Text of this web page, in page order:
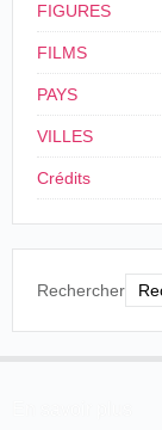
FIGURES
FILMS
PAYS
VILLES
Crédits
Rechercher